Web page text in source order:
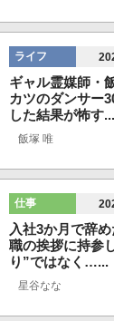
ライフ
ギャル霊媒師・
カツのダンサー
した結果が怖す...
飯塚 唯
仕事
入社3か月で辞
職の挨拶に持参
り”ではなく…...
星谷なな